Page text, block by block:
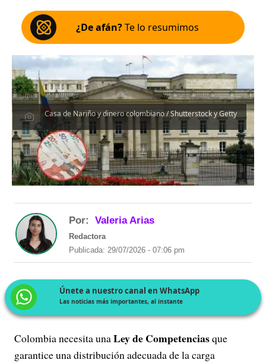
¿De afán?Te lo resumimos
Casa de Nariño y dinero colombiano / Shutterstock y Getty
Por: Valeria Arias
Redactora
Publicada: 29/07/2026 - 07:06 pm
Únete a nuestro canal en WhatsApp
Las noticias más importantes, al instante
Colombia necesita unaLey de Competenciasque
garantice una distribución adecuada de la carga